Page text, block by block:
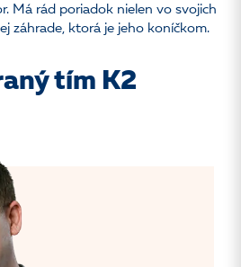
Má rád poriadok nielen vo svojich
záhrade, ktorá je jeho koníčkom.
tím K2